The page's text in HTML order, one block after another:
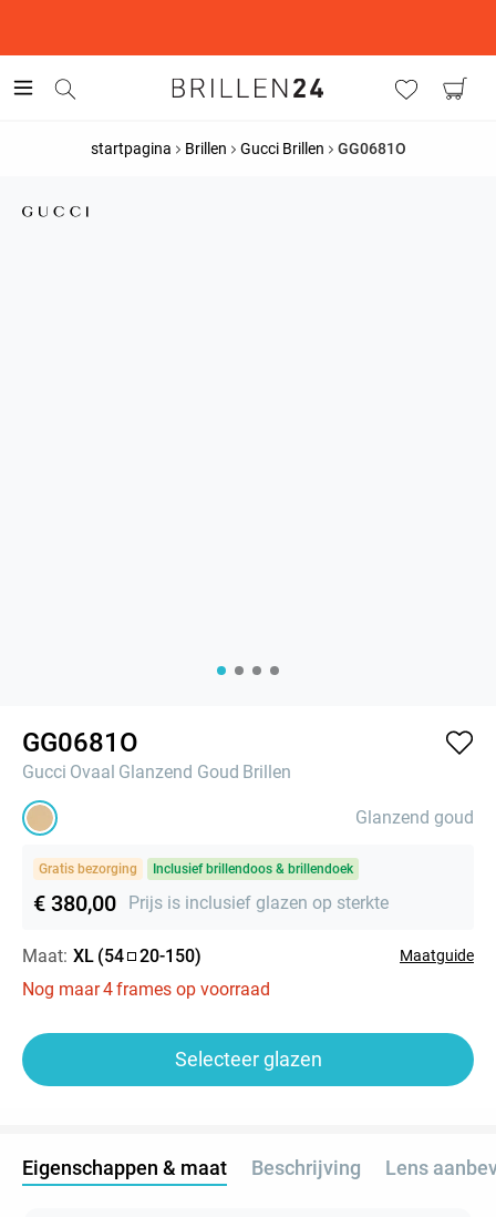
startpagina Brillen Gucci Brillen GG0681O
GG0681O
Gucci Ovaal Glanzend Goud Brillen
Glanzend goud
Gratis bezorging Inclusief brillendoos & brillendoek
€ 380,00 Prijs is inclusief glazen op sterkte
Maat: XL (54 20-150) Maatguide
Nog maar4frames op voorraad
Selecteer glazen
Eigenschappen & maat Beschrijving Lens